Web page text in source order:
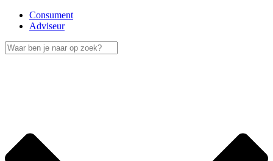
Consument
Adviseur